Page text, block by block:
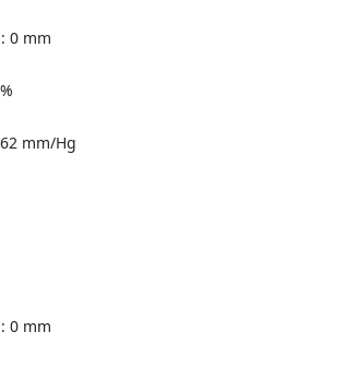
0 mm
%
mm/Hg
0 mm